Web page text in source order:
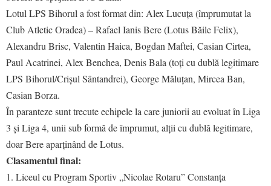
Lotul LPS Bihorul a fost format din: Alex Lucuța (împrumutat la
Club Atletic Oradea) – Rafael Ianis Bere (Lotus Băile Felix),
Alexandru Brisc, Valentin Haica, Bogdan Maftei, Casian Cirtea,
Paul Acatrinei, Alex Benchea, Denis Bala (toți cu dublă legitimare
LPS Bihorul/Crișul Sântandrei), George Măluțan, Mircea Ban,
Casian Borza.
În paranteze sunt trecute echipele la care juniorii au evoluat în Liga
3 și Liga 4, unii sub formă de împrumut, alții cu dublă legitimare,
doar Bere aparținând de Lotus.
Clasamentul final:
1. Liceul cu Program Sportiv „Nicolae Rotaru” Constanța